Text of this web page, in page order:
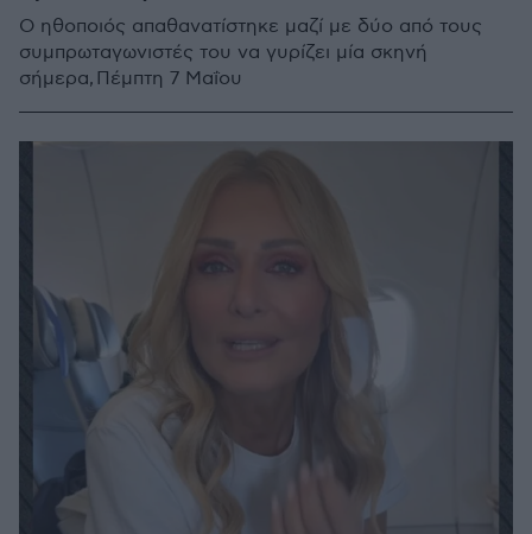
Ο ηθοποιός απαθανατίστηκε μαζί με δύο από τους
συμπρωταγωνιστές του να γυρίζει μία σκηνή
σήμερα, Πέμπτη 7 Μαΐου